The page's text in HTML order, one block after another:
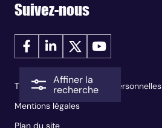
Affiner la
recherche
Suivez-nous
Traitement des données personnelles
Mentions légales
Plan du site